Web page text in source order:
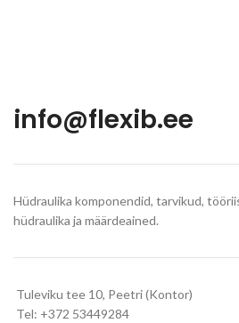
info@flexib.ee
Hüdraulika komponendid, tarvikud,
hüdraulika ja määrdeained.
Tuleviku tee 10, Peetri (Kontor)
Tel: +372 53449284